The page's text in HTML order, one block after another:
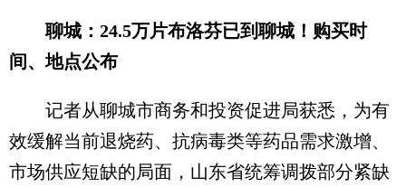
聊城：24.5万片布洛芬已到聊城！购买时
间、地点公布
记者从聊城市商务和投资促进局获悉，为有
效缓解当前退烧药、抗病毒类等药品需求激增、
市场供应短缺的局面，山东省统筹调拨部分紧缺